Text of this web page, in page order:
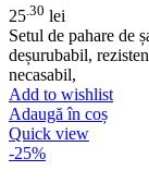
25 .30 lei
Setul de pahare de
deșurubabil,
necasabil,
Add to wishlist
Adaugă în coș
Quick view
-25%